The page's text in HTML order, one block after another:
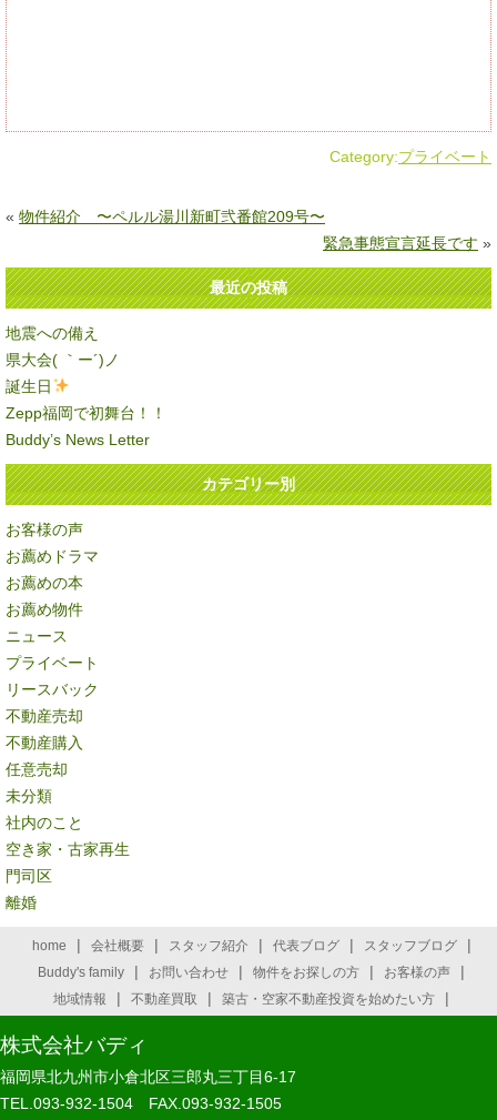
Category:プライベート
« 物件紹介 〜ペルル湯川新町弐番館209号〜
緊急事態宣言延長です »
最近の投稿
地震への備え
県大会( ｀ー´)ノ
誕生日
Zepp福岡で初舞台！！
Buddy’s News Letter
カテゴリー別
お客様の声
お薦めドラマ
お薦めの本
お薦め物件
ニュース
プライベート
リースバック
不動産売却
不動産購入
任意売却
未分類
社内のこと
空き家・古家再生
門司区
離婚
home | 会社概要 | スタッフ紹介 | 代表ブログ | スタッフブログ |
Buddy's family | お問い合わせ | 物件をお探しの方 | お客様の声 |
地域情報 | 不動産買取 | 築古・空家不動産投資を始めたい方 |
株式会社バディ
福岡県北九州市小倉北区三郎丸三丁目6-17
TEL.093-932-1504 FAX.093-932-1505